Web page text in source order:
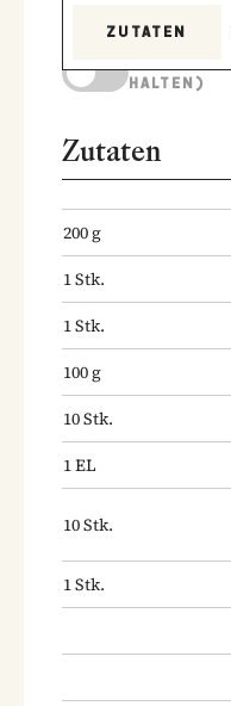
ZUTATEN
HALTEN)
Zutaten
200g
1Stk.
1Stk.
100g
10Stk.
1EL
10Stk.
1Stk.